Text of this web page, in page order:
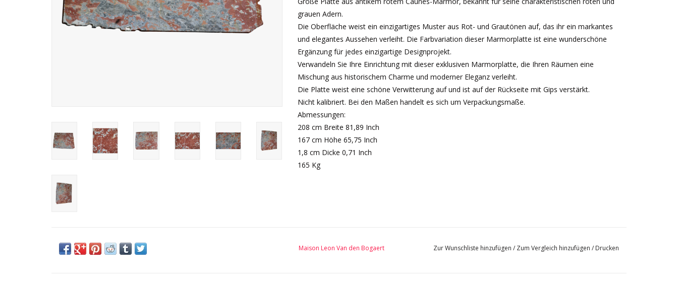
grauen Adern.
Die Oberfläche weist ein einzigartiges Muster aus Rot- und Grautönen auf, das ihr ein markantes
und elegantes Aussehen verleiht. Die Farbvariation dieser Marmorplatte ist eine wunderschöne
Ergänzung für jedes einzigartige Designprojekt.
Verwandeln Sie Ihre Einrichtung mit dieser exklusiven Marmorplatte, die Ihren Räumen eine
Mischung aus historischem Charme und moderner Eleganz verleiht.
Die Platte weist eine schöne Verwitterung auf und ist auf der Rückseite mit Gips verstärkt.
Nicht kalibriert. Bei den Maßen handelt es sich um Verpackungsmaße.
Abmessungen:
208 cm Breite 81,89 Inch
167 cm Höhe 65,75 Inch
1,8 cm Dicke 0,71 Inch
165 Kg
Maison Leon Van den Bogaert Zur Wunschliste hinzufügen / Zum Vergleich hinzufügen / Drucken